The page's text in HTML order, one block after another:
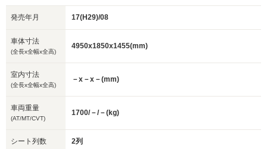
発売年月 17(H29)/08
車体寸法
(全長x全幅x全高)
4950x1850x1455(mm)
室内寸法
(全長x全幅x全高)
－x－x－(mm)
車両重量
(AT/MT/CVT)
1700/－/－(kg)
シート列数 2列